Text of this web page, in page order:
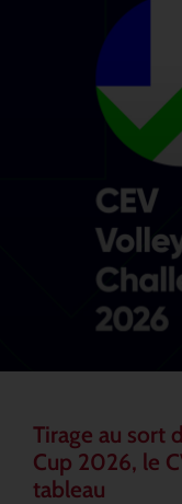
Tirage au sort
Cup 2026, le
tableau